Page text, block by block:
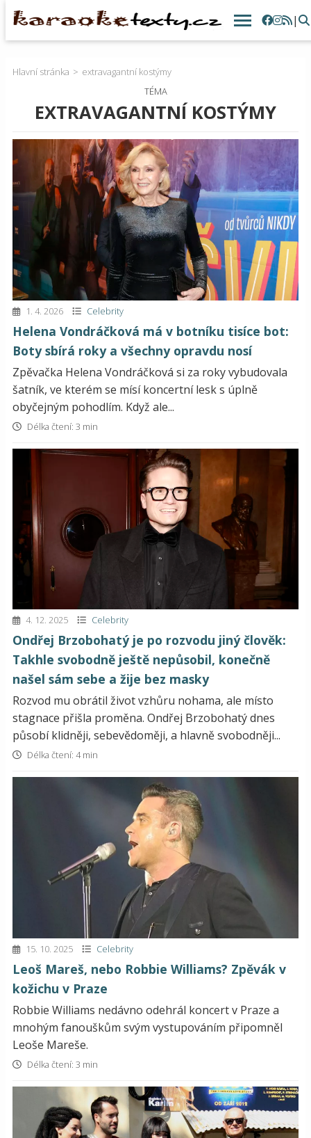
|
Hlavní stránka
extravagantní kostýmy
TÉMA
EXTRAVAGANTNÍ KOSTÝMY
1. 4. 2026 Celebrity
Helena Vondráčková má v botníku tisíce bot:
Boty sbírá roky a všechny opravdu nosí
Zpěvačka Helena Vondráčková si za roky vybudovala
šatník, ve kterém se mísí koncertní lesk s úplně
obyčejným pohodlím. Když ale...
Délka čtení: 3 min
4. 12. 2025 Celebrity
Ondřej Brzobohatý je po rozvodu jiný člověk:
Takhle svobodně ještě nepůsobil, konečně
našel sám sebe a žije bez masky
Rozvod mu obrátil život vzhůru nohama, ale místo
stagnace přišla proměna. Ondřej Brzobohatý dnes
působí klidněji, sebevědoměji, a hlavně svobodněji...
Délka čtení: 4 min
15. 10. 2025 Celebrity
Leoš Mareš, nebo Robbie Williams? Zpěvák v
kožichu v Praze
Robbie Williams nedávno odehrál koncert v Praze a
mnohým fanouškům svým vystupováním připomněl
Leoše Mareše.
Délka čtení: 3 min